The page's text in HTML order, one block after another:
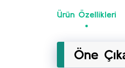
Ürün Özellikleri
Öne